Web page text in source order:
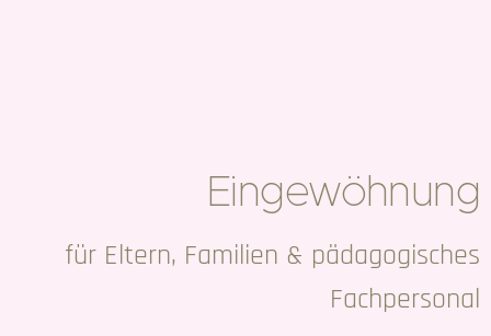
Eingewöhnung
für Eltern, Familien & pädagogisches
Fachpersonal